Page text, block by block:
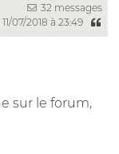
32 messages
11/07/2018 à 23:49
sur le forum,